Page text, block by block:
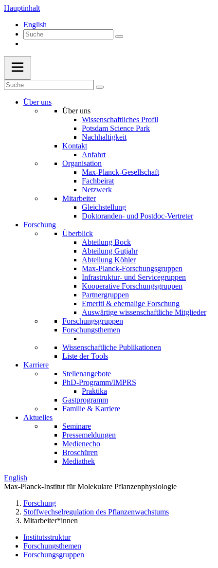
Hauptinhalt
English
Über uns
Über uns
Wissenschaftliches Profil
Potsdam Science Park
Nachhaltigkeit
Kontakt
Anfahrt
Organisation
Max-Planck-Gesellschaft
Fachbeirat
Netzwerk
Mitarbeiter
Gleichstellung
Doktoranden- und Postdoc-Vertreter
Forschung
Überblick
Abteilung Bock
Abteilung Gutjahr
Abteilung Köhler
Max-Planck-Forschungsgruppen
Infrastruktur- und Servicegruppen
Kooperative Forschungsgruppen
Partnergruppen
Emeriti & ehemalige Forschung
Auswärtige wissenschaftliche Mitglieder
Forschungsgruppen
Forschungsthemen
Wissenschaftliche Publikationen
Liste der Tools
Karriere
Stellenangebote
PhD-Programm/IMPRS
Praktika
Gastprogramm
Familie & Karriere
Aktuelles
Seminare
Pressemeldungen
Medienecho
Broschüren
Mediathek
English
Max-Planck-Institut für Molekulare Pflanzenphysiologie
Forschung
Stoffwechselregulation des Pflanzenwachstums
Mitarbeiter*innen
Institutsstruktur
Forschungsthemen
Forschungsgruppen